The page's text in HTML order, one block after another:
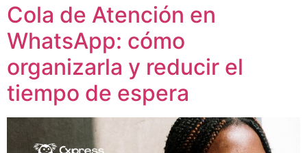
Cola de Atención en
WhatsApp: cómo
organizarla y reducir el
tiempo de espera